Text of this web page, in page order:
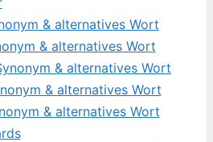
& alternatives Wort
& alternatives Wort
& alternatives Wort
& alternatives Wort
& alternatives Wort